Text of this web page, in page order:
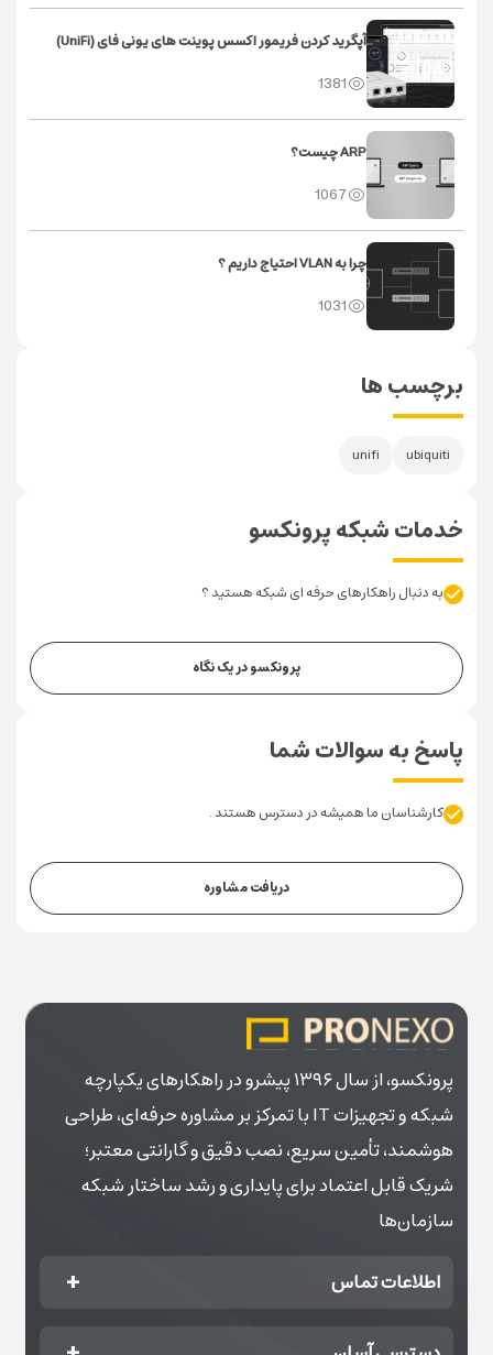
آپگرید کردن فریمور اکسس پوینت های یونی فای (UniFi)
1381
ARP چیست؟
1067
چرا به VLAN احتیاج داریم ؟
1031
برچسب ها
ubiquiti
unifi
خدمات شبکه پرونکسو
به دنبال راهکارهای حرفه ای شبکه هستید ؟
پرونکسو در یک نگاه
پاسخ به سوالات شما
کارشناسان ما همیشه در دسترس هستند .
دریافت مشاوره
پرونکسو، از سال ۱۳۹۶ پیشرو در راهکارهای یکپارچه
شبکه و تجهیزات IT با تمرکز بر مشاوره حرفه‌ای، طراحی
هوشمند، تأمین سریع، نصب دقیق و گارانتی معتبر؛
شریک قابل اعتماد برای پایداری و رشد ساختار شبکه
سازمان‌ها
اطلاعات تماس